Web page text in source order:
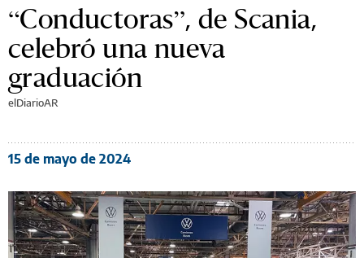
“Conductoras”, de Scania,
celebró una nueva
graduación
elDiarioAR
15 de mayo de 2024